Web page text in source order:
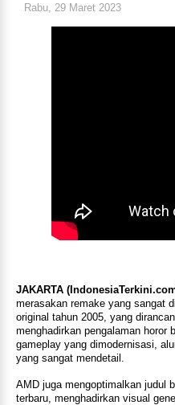
Rabu, 29 Maret 2023
JAKARTA
merasakan remake yang sangat
original tahun 2005, yang
menghadirkan pengalaman horor
gameplay yang dimodernisasi,
yang sangat mendetail.
AMD juga mengoptimalkan judul
terbaru, menghadirkan visual